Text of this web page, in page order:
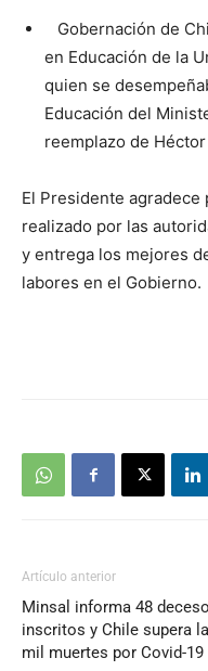
Gobernación de
en Educación de la
quien se
Educación del
reemplazo de
El Presidente
realizado por las
y entrega los mejores
labores en el Gobierno.
Artículo anterior
Minsal informa 48
inscritos y Chile supera
mil muertes por Covid-19